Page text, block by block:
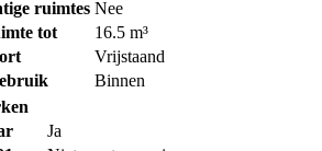
ruimtes Nee
tot
16.5 m³
Vrijstaand
Binnen
Ja